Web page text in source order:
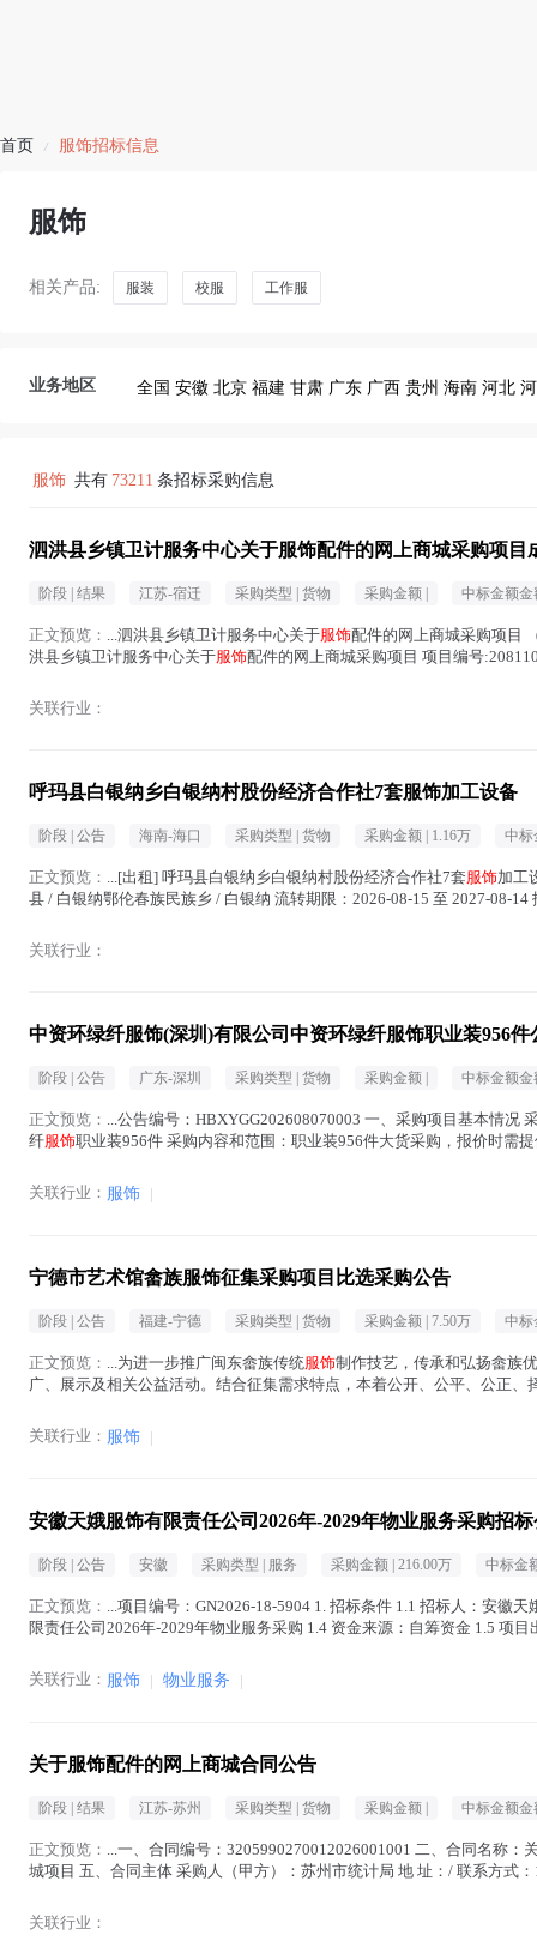
首页 / 服饰招标信息
服饰
相关产品: 服装 校服 工作服
业务地区 全国 安徽 北京 福建 甘肃 广东 广西 贵州 海南 河北
服饰 共有 73211 条招标采购信息
泗洪县乡镇卫计服务中心关于服饰配件的网上商城采购项目
阶段 | 结果 江苏-宿迁 采购类型 | 货物 采购金额 | 中标金额
正文预览： ...泗洪县乡镇卫计服务中心关于服饰配件的网上商城采购项目
洪县乡镇卫计服务中心关于服饰配件的网上商城采购项目 项目编号
关联行业：
呼玛县白银纳乡白银纳村股份经济合作社7套服饰加工设备
阶段 | 公告 海南-海口 采购类型 | 货物 采购金额 | 1.16万 中标
正文预览： ...[出租] 呼玛县白银纳乡白银纳村股份经济合作社7套服饰加工
县 / 白银纳鄂伦春族民族乡 / 白银纳 流转期限：2026-08-15 至 2027-08-
关联行业：
中资环绿纤服饰(深圳)有限公司中资环绿纤服饰职业装956件
阶段 | 公告 广东-深圳 采购类型 | 货物 采购金额 | 中标金额金
正文预览： ...公告编号：HBXYGG202608070003 一、采购项目基本情况
纤服饰职业装956件 采购内容和范围：职业装956件大货采购，报价时需
关联行业： 服饰 |
宁德市艺术馆畲族服饰征集采购项目比选采购公告
阶段 | 公告 福建-宁德 采购类型 | 货物 采购金额 | 7.50万 中标
正文预览： ...为进一步推广闽东畲族传统服饰制作技艺，传承和弘扬畲族
广、展示及相关公益活动。结合征集需求特点，本着公开、公平、公正
关联行业： 服饰 |
安徽天娥服饰有限责任公司2026年-2029年物业服务采购招
阶段 | 公告 安徽 采购类型 | 服务 采购金额 | 216.00万 中标金
正文预览： ...项目编号：GN2026-18-5904 1. 招标条件 1.1 招标人：安徽天
限责任公司2026年-2029年物业服务采购 1.4 资金来源：自筹资金 1.5 项
关联行业： 服饰 | 物业服务 |
关于服饰配件的网上商城合同公告
阶段 | 结果 江苏-苏州 采购类型 | 货物 采购金额 | 中标金额金
正文预览： ...一、合同编号：3205990270012026001001 二、合同名称：
城项目 五、合同主体 采购人（甲方）：苏州市统计局 地 址：/ 联系方式
关联行业：